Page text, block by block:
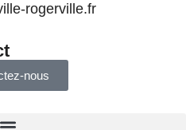
rogerville.fr
nous